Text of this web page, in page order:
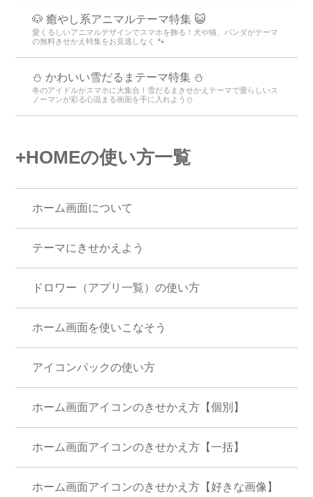
🐶 癒やし系アニマルテーマ特集 😺
愛くるしいアニマルデザインでスマホを飾る！犬や猫、パンダがテーマ
の無料きせかえ特集をお見逃しなく 🐾
⛄️ かわいい雪だるまテーマ特集️ ⛄️
冬のアイドルがスマホに大集合！雪だるまきせかえテーマで愛らしいス
ノーマンが彩る心温まる画面を手に入れよう️⛄️
+HOMEの使い方一覧
ホーム画面について
テーマにきせかえよう
ドロワー（アプリ一覧）の使い方
ホーム画面を使いこなそう
アイコンパックの使い方
ホーム画面アイコンのきせかえ方【個別】
ホーム画面アイコンのきせかえ方【一括】
ホーム画面アイコンのきせかえ方【好きな画像】